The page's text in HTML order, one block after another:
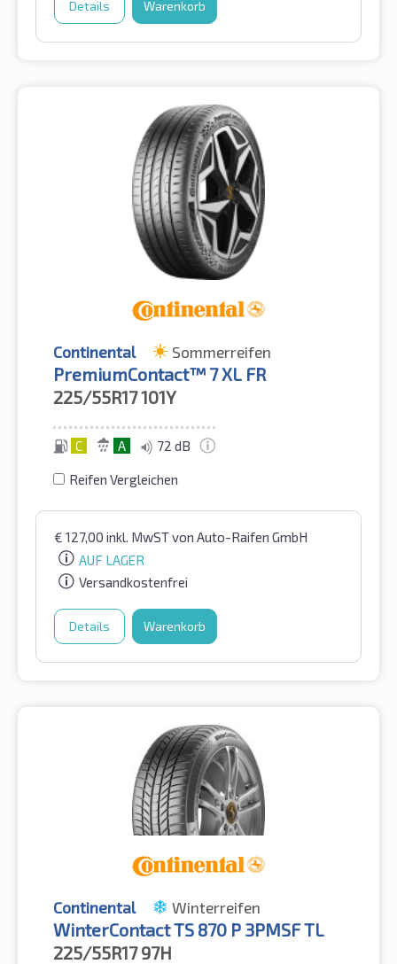
Details Warenkorb
Continental Sommerreifen
PremiumContact™ 7 XL FR
225/55R17101Y
C A 72 dB
Reifen Vergleichen
€ 127,00 inkl. MwSTvon Auto-Raifen GmbH
AUF LAGER
Versandkostenfrei
Details Warenkorb
Continental Winterreifen
WinterContact TS 870 P 3PMSF TL
225/55R17 97H